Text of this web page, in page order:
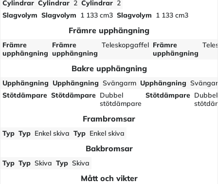
Cylindrar Cylindrar 2 Cylindrar 2
Slagvolym Slagvolym 1 133 cm3 Slagvolym 1 133 cm3
Främre upphängning
Främre
upphängning
Främre
upphängning
Teleskopgaffel Främre
upphängning
Bakre upphängning
Upphängning Upphängning Svängarm Upphängning
Stötdämpare Stötdämpare Dubbel
stötdämpare
Stötdämpare Dubbel
Frambromsar
Typ Typ Enkel skiva Typ Enkel skiva
Bakbromsar
Typ Typ Skiva Typ Skiva
Mått och vikter